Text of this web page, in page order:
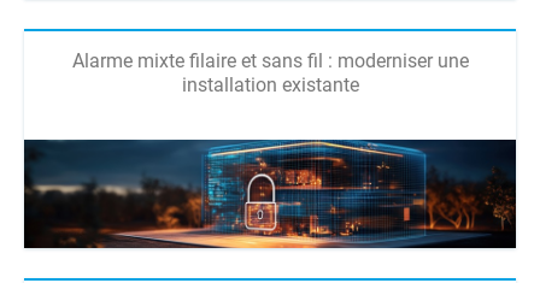
Alarme mixte filaire et sans fil : moderniser une
installation existante